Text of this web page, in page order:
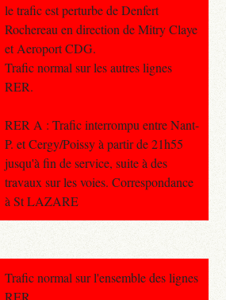
le trafic est perturbe de Denfert
Rochereau en direction de Mitry Claye
et Aeroport CDG.
Trafic normal sur les autres lignes
RER.
RER A : Trafic interrompu entre Nant-
P. et Cergy/Poissy à partir de 21h55
jusqu'à fin de service, suite à des
travaux sur les voies. Correspondance
à St LAZARE
Trafic normal sur l'ensemble des lignes
RER.